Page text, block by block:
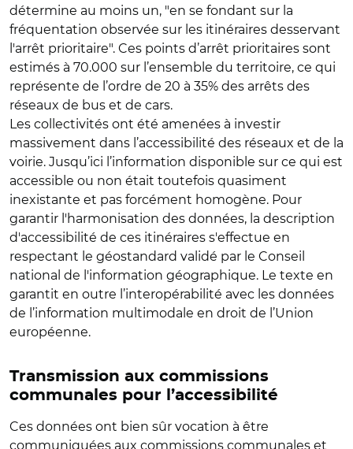
détermine au moins un, "en se fondant sur la
fréquentation observée sur les itinéraires desservant
l'arrêt prioritaire". Ces points d’arrêt prioritaires sont
estimés à 70.000 sur l’ensemble du territoire, ce qui
représente de l’ordre de 20 à 35% des arrêts des
réseaux de bus et de cars.
Les collectivités ont été amenées à investir
massivement dans l’accessibilité des réseaux et de la
voirie. Jusqu’ici l’information disponible sur ce qui est
accessible ou non était toutefois quasiment
inexistante et pas forcément homogène. Pour
garantir l'harmonisation des données, la description
d'accessibilité de ces itinéraires s'effectue en
respectant le géostandard validé par le Conseil
national de l'information géographique. Le texte en
garantit en outre l’interopérabilité avec les données
de l’information multimodale en droit de l’Union
européenne.
Transmission aux commissions
communales pour l’accessibilité
Ces données ont bien sûr vocation à être
communiquées aux commissions communales et